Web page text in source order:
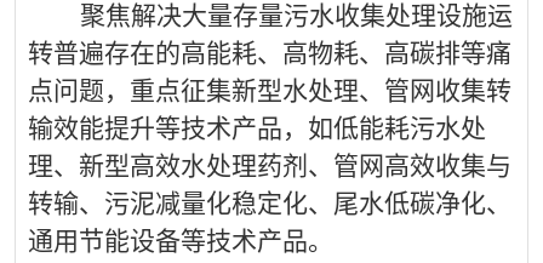
聚焦解决大量存量污水收集处理设施运
转普遍存在的高能耗、高物耗、高碳排等痛
点问题， 重点征集新型水处理、管网收集转
输效能提升等技术产品， 如低能耗污水处
理、新型高效水处理药剂、管网高效收集与
转输、污泥减量化稳定化、尾水低碳净化、
通用节能设备等技术产品。